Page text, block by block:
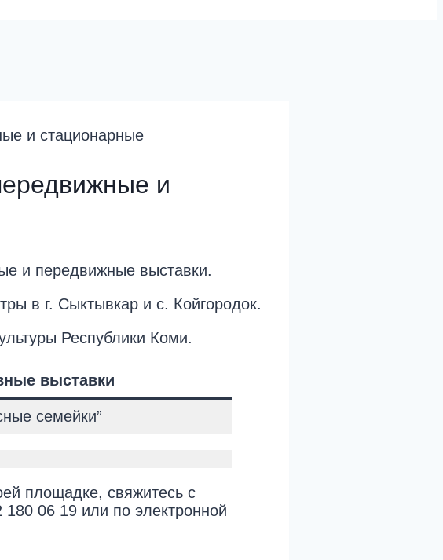
и стационарные
и
и передвижные выставки.
в г. Сыктывкар и с. Койгородок.
Республики Коми.
выставки
семейки”
площадке, свяжитесь с
06 19 или по электронной